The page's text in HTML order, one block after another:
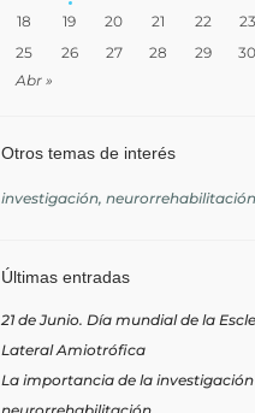
18
19 20 21 22 23
25
26 27 28 29 30
Abr »
Otros temas de interés
investigación neurorrehabilitación
Últimas entradas
21 de Junio. Día mundial de la
Lateral Amiotrófica
La importancia de la